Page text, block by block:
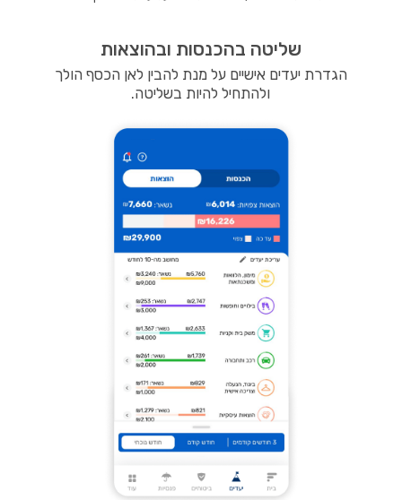
שליטה בהכנסות ובהוצאות
הגדרת יעדים אישיים על מנת להבין לאן הכסף הולך
ולהתחיל להיות בשליטה.